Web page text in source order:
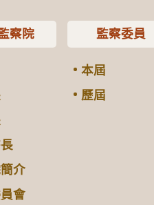
察院
介
會
監察委員
本屆
歷屆